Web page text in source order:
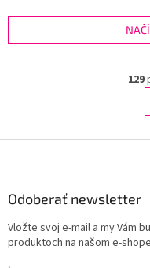
129
Odoberať newsletter
Vložte svoj e-mail a my Vám
produktoch na našom e-